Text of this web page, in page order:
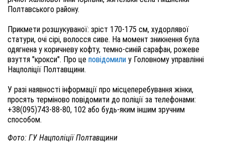
Полтавського району.
Прикмети розшукуваної: зріст 170-175 см, худорлявої
статури, очі сірі, волосся сиве. На момент зникнення була
одягнена у коричневу кофту, темно-синій сарафан, рожеве
взуття "крокси". Про це повідомили у Головному управлінні
Нацполіції Полтавщини.
У разі наявності інформації про місцеперебування жінки,
просять терміново повідомити до поліції за телефонами:
+38(095)743-88-80, 102 або будь-яким іншим зручним
способом.
Фото: ГУ Нацполіції Полтавщини